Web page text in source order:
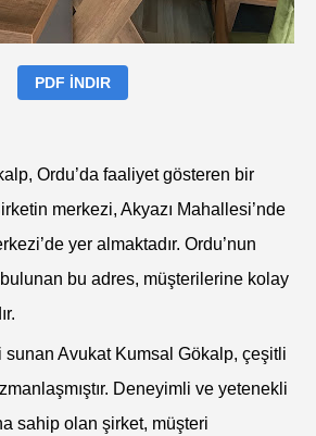
PDF İNDIR
Ordu’da faaliyet gösteren bir
merkezi, Akyazı Mahallesi’nde
yer almaktadır. Ordu’nun
bu adres, müşterilerine kolay
sunan Avukat Kumsal Gökalp, çeşitli
Deneyimli ve yetenekli
sahip olan şirket, müşteri